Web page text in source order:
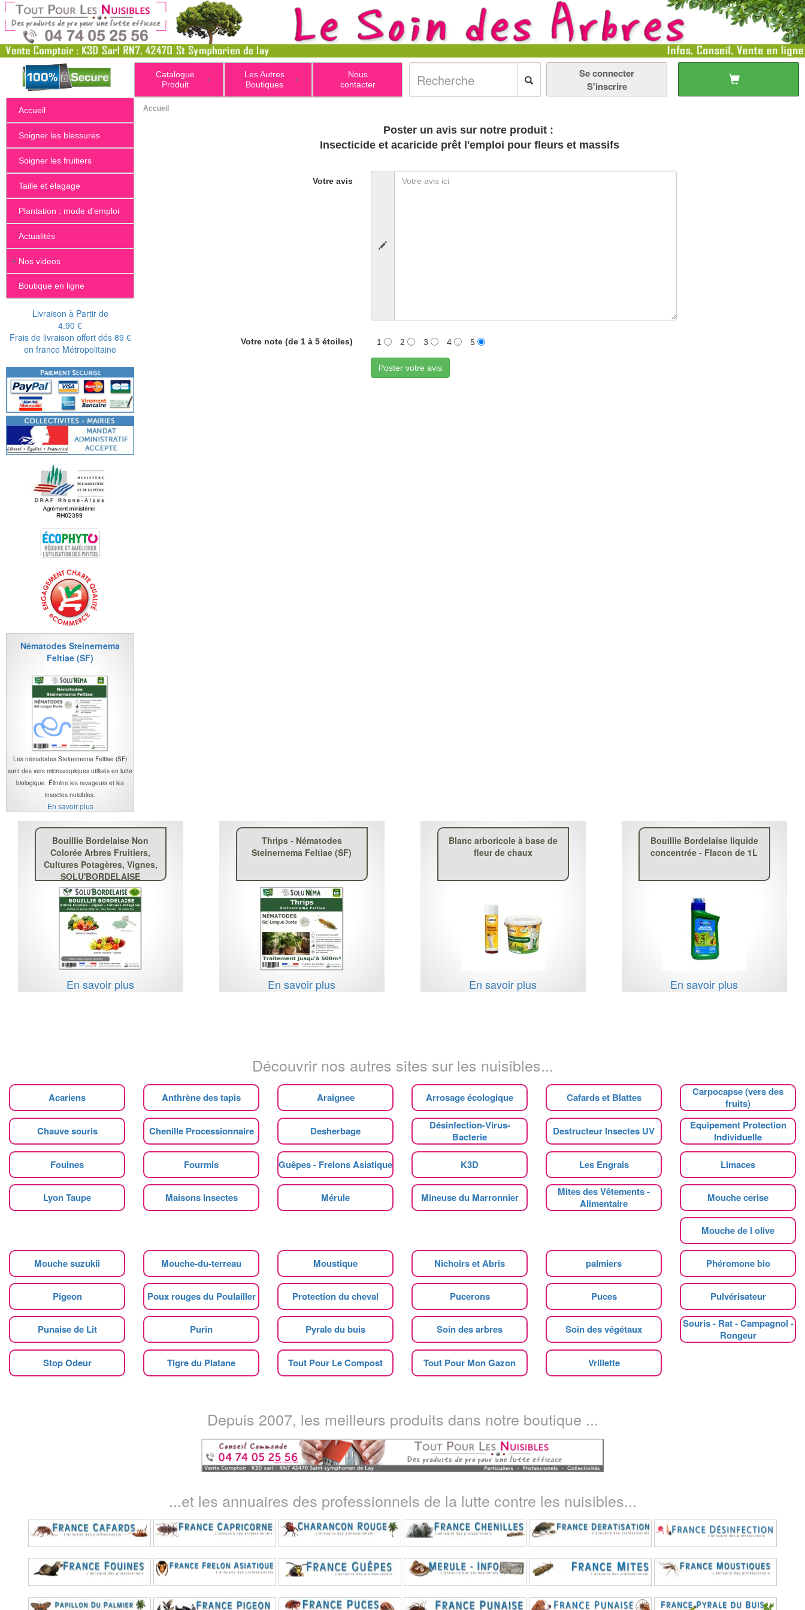
+
Catalogue
Produit
+
Les Autres
Boutiques
Nous
contacter
Se connecter
S'inscrire
Accueil
Soigner les blessures
Soigner les fruitiers
Taille et élagage
Plantation : mode d'emploi
Actualités
+ Nos videos
Boutique en ligne
Livraison à Partir de
4.90 €
Frais de livraison offert dés 89 €
en france Métropolitaine
Nématodes Steinernema
Feltiae (SF)
Les nématodes Steinernema Feltiae (SF)
sont des vers microscopiques utilisés en lutte
biologique. Élimine les ravageurs et les
insectes nuisibles.
En savoir plus
Accueil
Poster un avis sur notre produit :
Insecticide et acaricide prêt l'emploi pour fleurs et massifs
Votre avis
Votre note (de 1 à 5 étoiles) 1 2 3 4 5
Poster votre avis
Bouillie Bordelaise Non
Colorée Arbres Fruitiers,
Cultures Potagères, Vignes,
SOLU'BORDELAISE
En savoir plus
Thrips - Nématodes
Steinernema Feltiae (SF)
En savoir plus
Blanc arboricole à base de
fleur de chaux
En savoir plus
Bouillie Bordelaise liquide
concentrée - Flacon de 1L
En savoir plus
Découvrir nos autres sites sur les nuisibles...
Acariens Anthrène des tapis Araignee Arrosage écologique Cafards et Blattes
Carpocapse (vers des
fruits)
Chauve souris Chenille Processionnaire Desherbage
Désinfection-Virus-
Bacterie
Destructeur Insectes UV
Equipement Protection
Individuelle
Fouines Fourmis Guêpes - Frelons Asiatique K3D Les Engrais Limaces
Lyon Taupe Maisons Insectes Mérule Mineuse du Marronnier
Mites des Vêtements -
Alimentaire
Mouche cerise
Mouche de l olive
Mouche suzukii Mouche-du-terreau Moustique Nichoirs et Abris palmiers Phéromone bio
Pigeon Poux rouges du Poulailler Protection du cheval Pucerons Puces Pulvérisateur
Punaise de Lit Purin Pyrale du buis Soin des arbres Soin des végétaux
Souris - Rat - Campagnol -
Rongeur
Stop Odeur Tigre du Platane Tout Pour Le Compost Tout Pour Mon Gazon Vrillette
Depuis 2007, les meilleurs produits dans notre boutique ...
...et les annuaires des professionnels de la lutte contre les nuisibles...